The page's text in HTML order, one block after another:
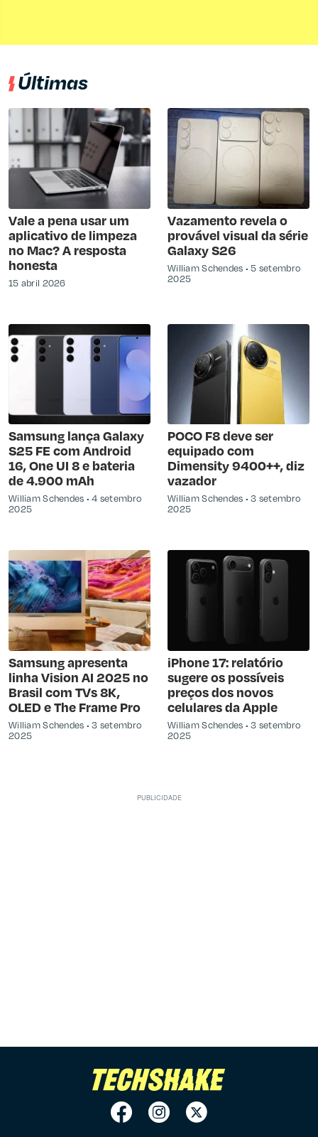
Últimas
Vale a pena usar um
aplicativo de limpeza
no Mac? A resposta
honesta
15 abril 2026
Vazamento revela o
provável visual da série
Galaxy S26
William Schendes
5 setembro
2025
Samsung lança Galaxy
S25 FE com Android
16, One UI 8 e bateria
de 4.900 mAh
William Schendes
4 setembro
2025
POCO F8 deve ser
equipado com
Dimensity 9400++, diz
vazador
William Schendes
3 setembro
2025
Samsung apresenta
linha Vision AI 2025 no
Brasil com TVs 8K,
OLED e The Frame Pro
William Schendes
3 setembro
2025
iPhone 17: relatório
sugere os possíveis
preços dos novos
celulares da Apple
William Schendes
3 setembro
2025